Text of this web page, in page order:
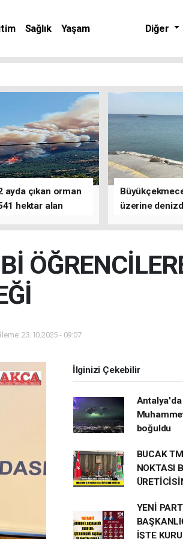
Sağlık
Yaşam
Diğer
ayda çıkan orman
hektar alan
üzerine
23.10.2025 - 09:07
İlginizi Çekebilir
boğuldu
BUCAK
NOKTASI
YENİ
İŞTE